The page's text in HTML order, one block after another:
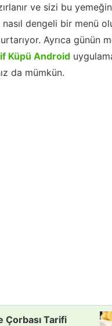
ve sizi bu
nasıl dengeli bir menü
Ayrıca günün
Küpü Android
da mümkün.
Çorbası Tarifi